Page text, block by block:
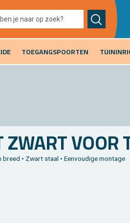
vandaag
TOEGANGSPOORTEN
ZWART VOOR
• Zwart staal • Een­vou­di­ge mon­ta­ge